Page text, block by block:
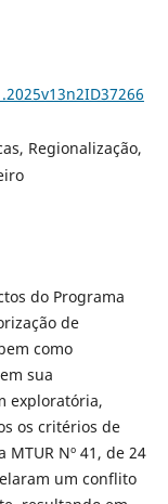
Regionalização,
do Programa
de
como
sua
exploratória,
os critérios de
Nº 41, de 24
um conflito